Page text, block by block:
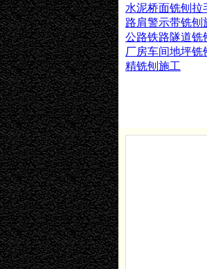
水泥桥面铣刨拉
路肩警示带铣刨
公路铁路隧道铣
厂房车间地坪铣
精铣刨施工